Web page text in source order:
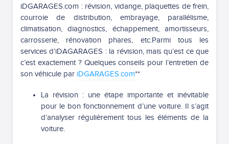
iDGARAGES.com : révision, vidange, plaquettes de frein,
courroie de distribution, embrayage, parallélisme,
climatisation, diagnostics, échappement, amortisseurs,
carrosserie, rénovation phares, etc.Parmi tous les
services d’iDAGARAGES : la révision, mais qu’est ce que
c’est exactement ? Quelques conseils pour l’entretien de
son véhicule par iDGARAGES.com**
La révision : une étape importante et inévitable
pour le bon fonctionnement d’une voiture. Il s’agit
d’analyser régulièrement tous les éléments de la
voiture.